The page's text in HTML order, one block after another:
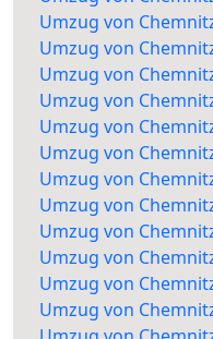
Umzug von
Umzug von
Umzug von
Umzug von
Umzug von
Umzug von
Umzug von
Umzug von
Umzug von
Umzug von
Umzug von
Umzug von